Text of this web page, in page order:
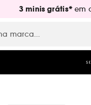
3 minis grátis* em